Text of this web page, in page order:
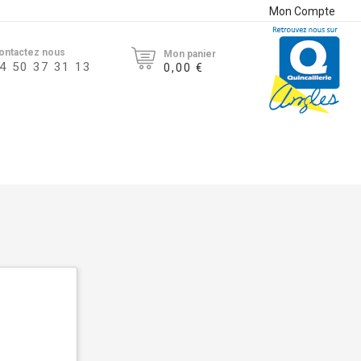
Mon Compte
nous
50 37 31 13
Mon panier
0,00 €